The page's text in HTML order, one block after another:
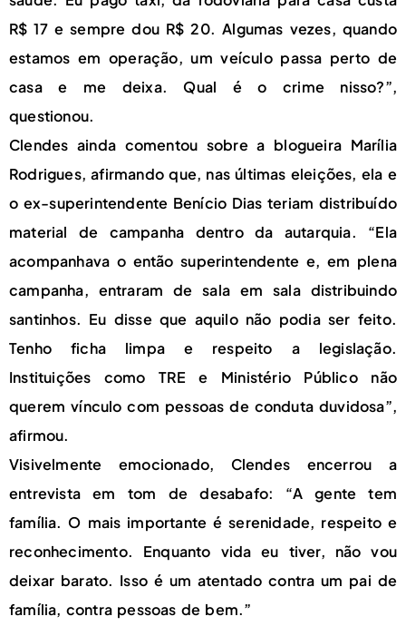
R$ 17 e sempre dou R$ 20. Algumas vezes, quando
estamos em operação, um veículo passa perto de
casa e me deixa. Qual é o crime nisso?”,
questionou.
Clendes ainda comentou sobre a blogueira Marília
Rodrigues, afirmando que, nas últimas eleições, ela e
o ex-superintendente Benício Dias teriam distribuído
material de campanha dentro da autarquia. “Ela
acompanhava o então superintendente e, em plena
campanha, entraram de sala em sala distribuindo
santinhos. Eu disse que aquilo não podia ser feito.
Tenho ficha limpa e respeito a legislação.
Instituições como TRE e Ministério Público não
querem vínculo com pessoas de conduta duvidosa”,
afirmou.
Visivelmente emocionado, Clendes encerrou a
entrevista em tom de desabafo: “A gente tem
família. O mais importante é serenidade, respeito e
reconhecimento. Enquanto vida eu tiver, não vou
deixar barato. Isso é um atentado contra um pai de
família, contra pessoas de bem.”